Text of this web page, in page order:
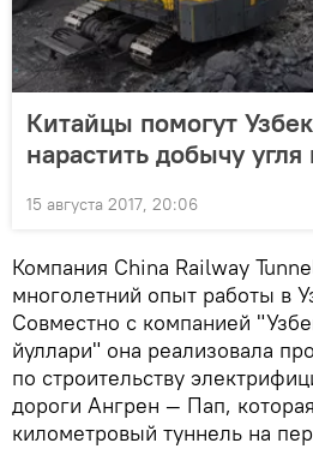
Китайцы помогут
нарастить добычу
15 августа 2017, 20:06
Компания China Railway
многолетний опыт работы в
Совместно с компанией
йуллари" она реализовала
по строительству
дороги Ангрен — Пап,
километровый туннель на